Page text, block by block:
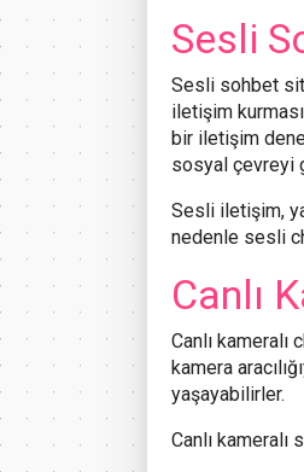
Sesli
Sesli sohbet
iletişim
bir iletişim
sosyal çevreyi
Sesli iletişim,
nedenle sesli
Canlı
Canlı kameralı
kamera
yaşayabilirler.
Canlı kameralı